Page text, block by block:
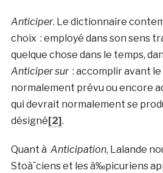
Anticiper. Le dictionnaire
choix : employé dans son sens
quelque chose dans le temps,
Anticiper sur: accomplir avant
normalement prévu ou encore
qui devrait normalement se
désigné [2] .
Quant à Anticipation, Lalande
Stoà¯ciens et les à‰picuriens